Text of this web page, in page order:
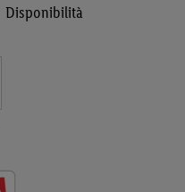
Disponibilità